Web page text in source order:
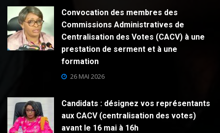
Convocation des membres des
Commissions Administratives de
Centralisation des Votes (CACV) à une
prestation de serment et à une
formation
26 MAI 2026
Candidats : désignez vos représentants
aux CACV (centralisation des votes)
avant le 16 mai à 16h